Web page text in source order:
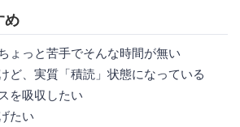
め
ょっと苦手でそんな時間が無い
ど、実質「積読」状態になっている
を吸収したい
たい